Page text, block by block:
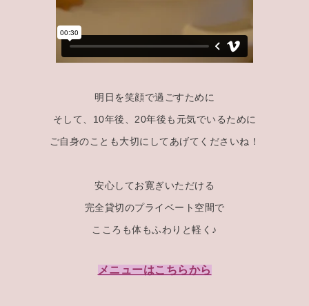
明日を笑顔で過ごすために
そして、10年後、20年後も元気でいるために
ご自身のことも大切にしてあげてくださいね！
安心してお寛ぎいただける
完全貸切のプライベート空間で
こころも体もふわりと軽く♪
メニューはこちらから